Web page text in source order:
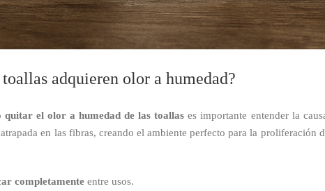
toallas adquieren olor a humedad?
quitar el olor a humedad de las toallas es importante entender la
en las fibras, creando el ambiente perfecto para la proliferación
completamente entre usos.